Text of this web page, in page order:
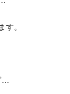
す。
…